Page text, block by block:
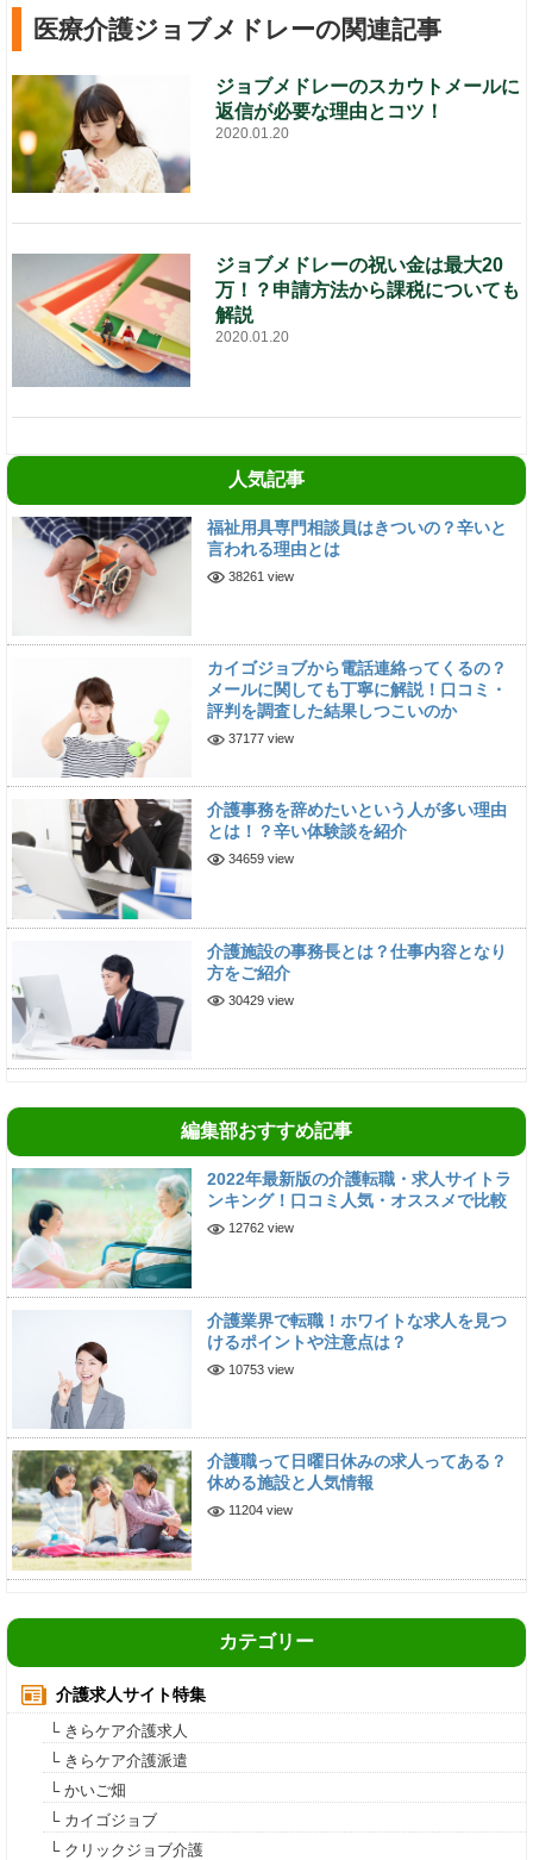
医療介護ジョブメドレーの関連記事
ジョブメドレーのスカウトメールに
返信が必要な理由とコツ！
2020.01.20
ジョブメドレーの祝い金は最大20
万！？申請方法から課税についても
解説
2020.01.20
人気記事
福祉用具専門相談員はきついの？辛いと
言われる理由とは
38261 view
カイゴジョブから電話連絡ってくるの？
メールに関しても丁寧に解説！口コミ・
評判を調査した結果しつこいのか
37177 view
介護事務を辞めたいという人が多い理由
とは！？辛い体験談を紹介
34659 view
介護施設の事務長とは？仕事内容となり
方をご紹介
30429 view
編集部おすすめ記事
2022年最新版の介護転職・求人サイトラ
ンキング！口コミ人気・オススメで比較
12762 view
介護業界で転職！ホワイトな求人を見つ
けるポイントや注意点は？
10753 view
介護職って日曜日休みの求人ってある？
休める施設と人気情報
11204 view
カテゴリー
介護求人サイト特集
└ きらケア介護求人
└ きらケア介護派遣
└ かいご畑
└ カイゴジョブ
└ クリックジョブ介護